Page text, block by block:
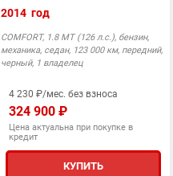
2014 год
COMFORT, 1.8 MT (126 л.с.), бензин,
механика, седан, 123 000 км, передний,
черный, 1 владелец
4 230 ₽/мес. без взноса
324 900 ₽
Цена актуальна при покупке в
кредит
КУПИТЬ